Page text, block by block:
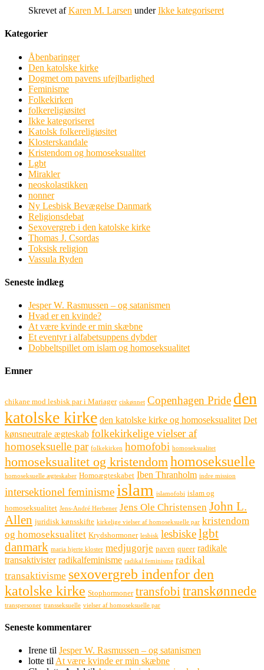
Skrevet afKaren M. Larsen underIkke kategoriseret
Kategorier
Åbenbaringer
Den katolske kirke
Dogmet om pavens ufejlbarlighed
Feminisme
Folkekirken
folkereligiøsitet
Ikke kategoriseret
Katolsk folkereligiøsitet
Klosterskandale
Kristendom og homoseksualitet
Lgbt
Mirakler
neoskolastikken
nonner
Ny Lesbisk Bevægelse Danmark
Religionsdebat
Sexovergreb i den katolske kirke
Thomas J. Csordas
Toksisk religion
Vassula Ryden
Seneste indlæg
Jesper W. Rasmussen – og satanismen
Hvad er en kvinde?
At være kvinde er min skæbne
Et eventyr i alfabetsuppens dybder
Dobbeltspillet om islam og homoseksualitet
Emner
chikane mod lesbisk par i Mariager ciskønnet Copenhagen Pride den
katolske kirke den katolske kirke og homoseksualitet Det
kønsneutrale ægteskab folkekirkelige vielser af
homoseksuelle par folkekirken homofobi homoseksualitet
homoseksualitet og kristendom homoseksuelle
homoseksuelle ægteskaber Homoægteskabet Iben Thranholm indre mission
intersektionel feminisme islam islamofobi islam og
homoseksualitet Jens-André Herbener Jens Ole Christensen John L.
Allen juridisk kønsskifte kirkelige vielser af homoseksuelle par kristendom
og homoseksualitet Krydshormoner lesbisk lesbiskelgbt
danmark maria hjerte kloster medjugorje paven queer radikale
transaktivister radikalfeminisme radikal feminisme radikal
transaktivisme sexovergreb indenfor den
katolske kirke Stophormoner transfobi transkønnede
transpersoner transseksuelle vielser af homoseksuelle par
Seneste kommentarer
Irene til Jesper W. Rasmussen – og satanismen
lotte til At være kvinde er min skæbne